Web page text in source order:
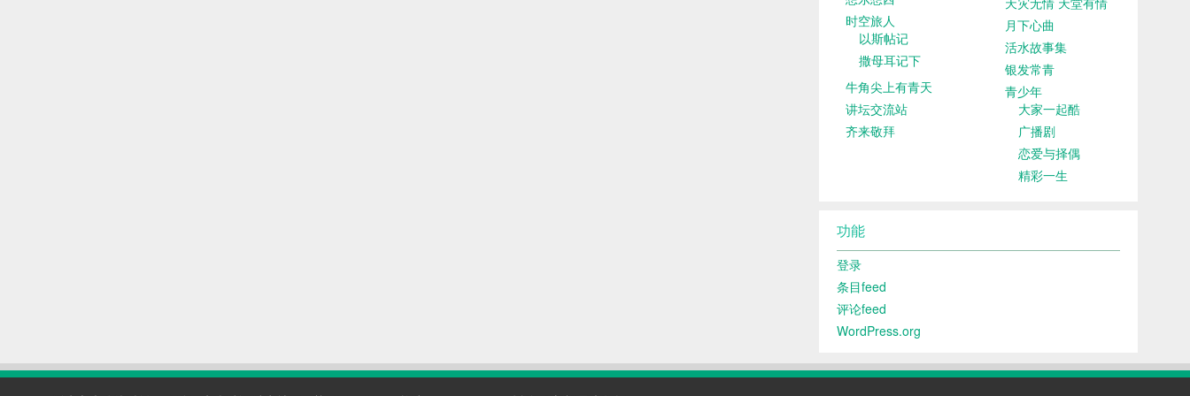
时空旅人
以斯帖记
撒母耳记下
牛角尖上有青天
讲坛交流站
齐来敬拜
月下心曲
活水故事集
银发常青
青少年
大家一起酷
广播剧
恋爱与择偶
精彩一生
功能
登录
条目feed
评论feed
WordPress.org